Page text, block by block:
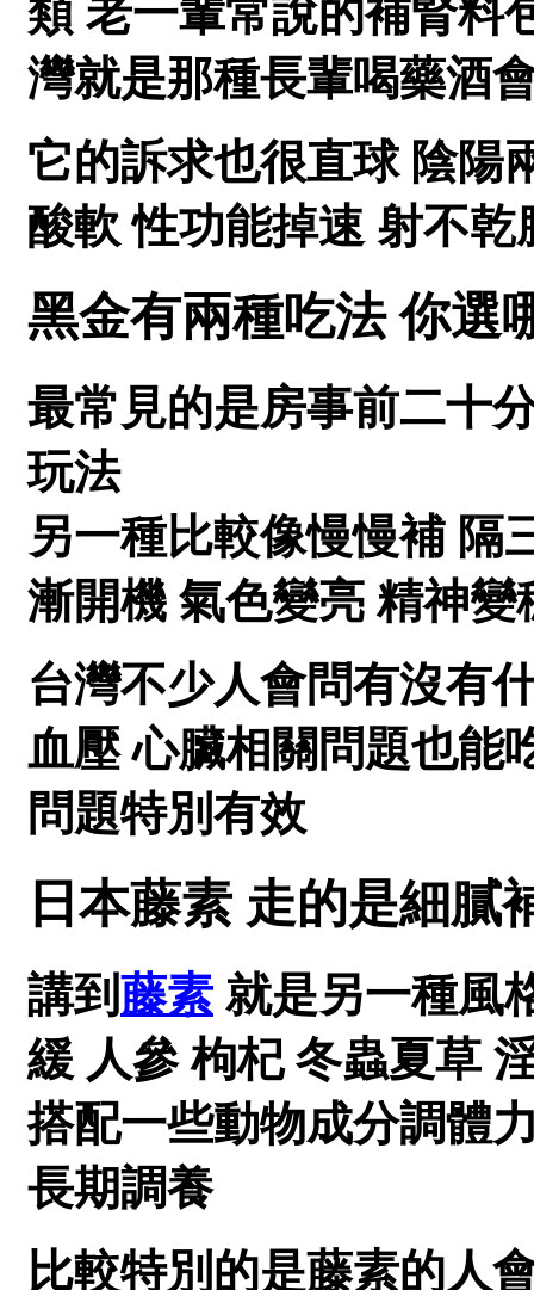
類 老一輩常說的補腎料
灣就是那種長輩喝藥酒
它的訴求也很直球 陰陽
酸軟 性功能掉速 射不
黑金有兩種吃法 你選
最常見的是房事前二十
玩法
另一種比較像慢慢補 隔
漸開機 氣色變亮 精神
台灣不少人會問有沒有
血壓 心臟相關問題也能
問題特別有效
日本藤素 走的是細膩
講到 藤素就是另一種風
緩 人參 枸杞 冬蟲夏草
搭配一些動物成分調體
長期調養
比較特別的是藤素的人